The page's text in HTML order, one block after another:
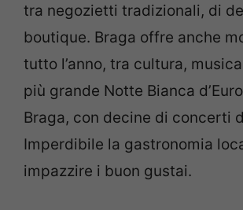
tra negozietti tradizionali, di
boutique. Braga offre anche
tutto l’anno, tra cultura,
più grande Notte Bianca
Braga, con decine di concerti
Imperdibile la gastronomia
impazzire i buon gustai.